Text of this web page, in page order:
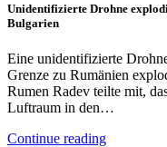
Unidentifizierte Drohne
Bulgarien
Eine unidentifizierte
Grenze zu Rumänien
Rumen Radev teilte mit,
Luftraum in den…
Continue reading